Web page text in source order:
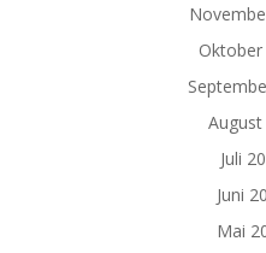
Oktober
Juli
Juni
Mai